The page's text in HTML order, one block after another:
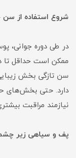
شروع استفاده از سن
در طی دوره جوانی،
ممکن است حداقل تا
سن تازگی بخش
دارد. حتی بخش‌های
نیازمند مراقبت
پف و سیاهی زیر